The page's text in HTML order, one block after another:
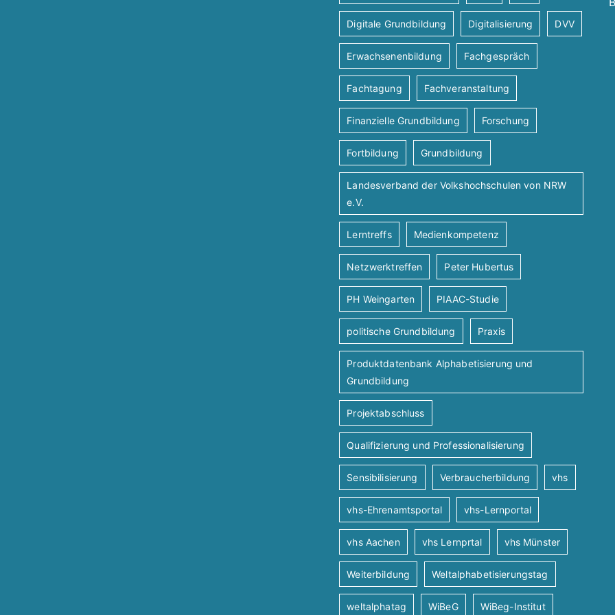
Digitale Grundbildung Digitalisierung DVV
Erwachsenenbildung Fachgespräch
Fachtagung Fachveranstaltung
Finanzielle Grundbildung Forschung
Fortbildung Grundbildung
Landesverband der Volkshochschulen von NRW
e.V.
Lerntreffs Medienkompetenz
Netzwerktreffen Peter Hubertus
PH Weingarten PIAAC-Studie
politische Grundbildung Praxis
Produktdatenbank Alphabetisierung und
Grundbildung
Projektabschluss
Qualifizierung und Professionalisierung
Sensibilisierung Verbraucherbildung vhs
vhs-Ehrenamtsportal vhs-Lernportal
vhs Aachen vhs Lernprtal vhs Münster
Weiterbildung Weltalphabetisierungstag
weltalphatag WiBeG WiBeg-Institut